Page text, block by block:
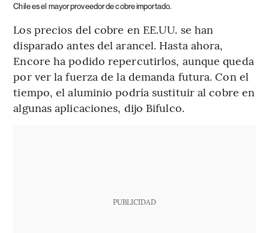
Chile es el mayor proveedor de cobre importado.
Los precios del cobre en EE.UU. se han
disparado antes del arancel. Hasta ahora,
Encore ha podido repercutirlos, aunque queda
por ver la fuerza de la demanda futura. Con el
tiempo, el aluminio podría sustituir al cobre en
algunas aplicaciones, dijo Bifulco.
PUBLICIDAD